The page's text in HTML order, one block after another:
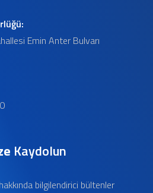
Emin Anter Bulvarı
Kaydolun
bilgilendirici bültenler